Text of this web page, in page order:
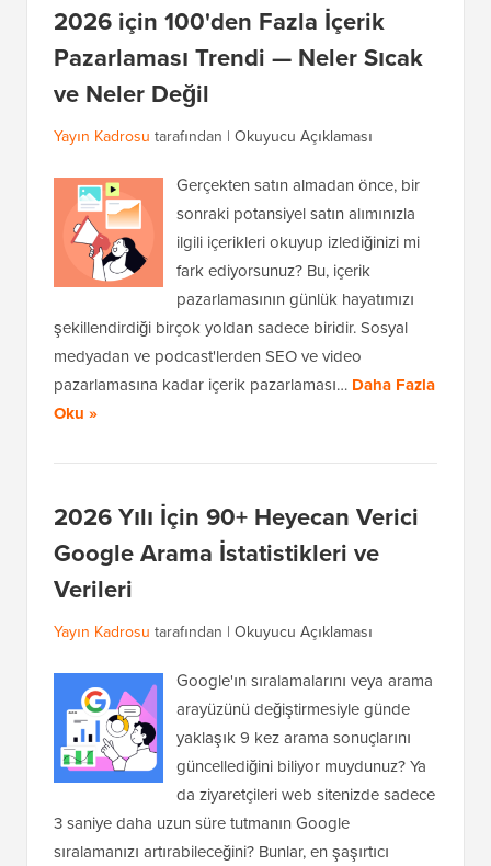
2026 için 100'den Fazla İçerik
Pazarlaması Trendi — Neler Sıcak
ve Neler Değil
Yayın Kadrosu tarafından | Okuyucu Açıklaması
Gerçekten satın almadan önce, bir
sonraki potansiyel satın alımınızla
ilgili içerikleri okuyup izlediğinizi mi
fark ediyorsunuz? Bu, içerik
pazarlamasının günlük hayatımızı
şekillendirdiği birçok yoldan sadece biridir. Sosyal
medyadan ve podcast'lerden SEO ve video
pazarlamasına kadar içerik pazarlaması… Daha Fazla
Oku »
2026 Yılı İçin 90+ Heyecan Verici
Google Arama İstatistikleri ve
Verileri
Yayın Kadrosu tarafından | Okuyucu Açıklaması
Google'ın sıralamalarını veya arama
arayüzünü değiştirmesiyle günde
yaklaşık 9 kez arama sonuçlarını
güncellediğini biliyor muydunuz? Ya
da ziyaretçileri web sitenizde sadece
3 saniye daha uzun süre tutmanın Google
sıralamanızı artırabileceğini? Bunlar, en şaşırtıcı